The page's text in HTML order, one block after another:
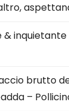
inquietante
brutto
–